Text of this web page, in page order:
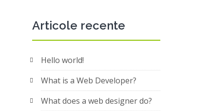
Articole recente
Hello world!
What is a Web Developer?
What does a web designer do?